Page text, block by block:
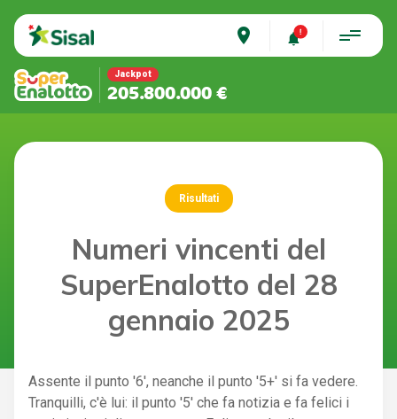
place
Jackpot
205.800.000 €
Risultati
Numeri vincenti del
SuperEnalotto del 28
gennaio 2025
Assente il punto '6', neanche il punto '5+' si fa vedere.
Tranquilli, c'è lui: il punto '5' che fa notizia e fa felici i